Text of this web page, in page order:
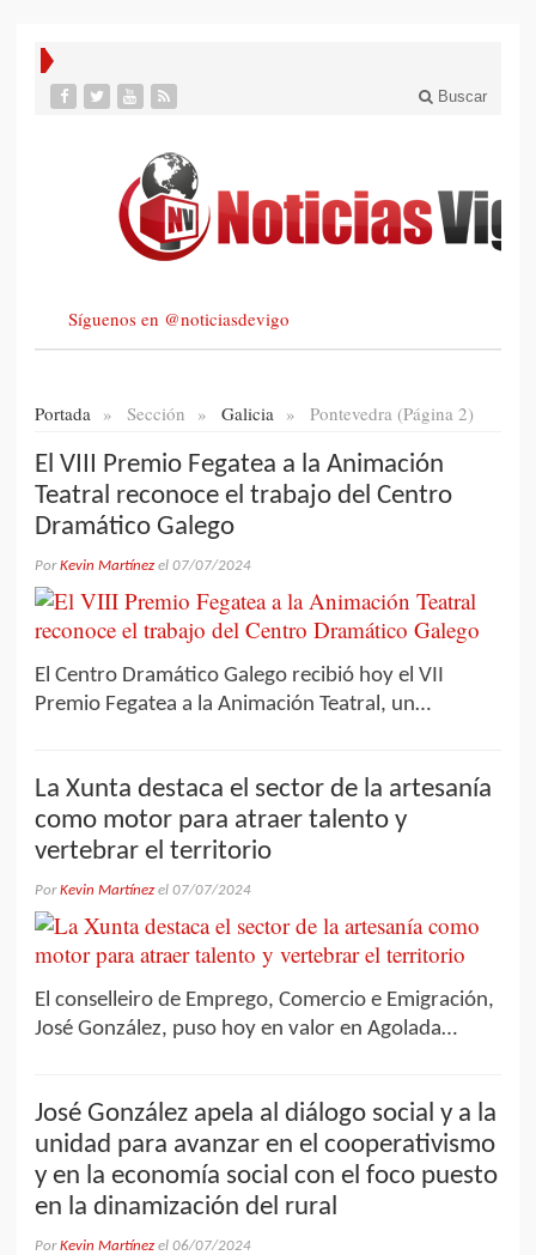
Buscar
Síguenos en @noticiasdevigo
Portada » Sección » Galicia » Pontevedra (Página 2)
El VIII Premio Fegatea a la Animación
Teatral reconoce el trabajo del Centro
Dramático Galego
PorKevin Martínez el 07/07/2024
El Centro Dramático Galego recibió hoy el VII
Premio Fegatea a la Animación Teatral, un…
La Xunta destaca el sector de la artesanía
como motor para atraer talento y
vertebrar el territorio
PorKevin Martínez el 07/07/2024
El conselleiro de Emprego, Comercio e Emigración,
José González, puso hoy en valor en Agolada…
José González apela al diálogo social y a la
unidad para avanzar en el cooperativismo
y en la economía social con el foco puesto
en la dinamización del rural
PorKevin Martínez el 06/07/2024